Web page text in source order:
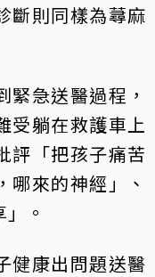
斷則同樣為蕁麻
緊急送醫過程，
受躺在救護車上
評「把孩子痛苦
哪來的神經」、
。
健康出問題送醫